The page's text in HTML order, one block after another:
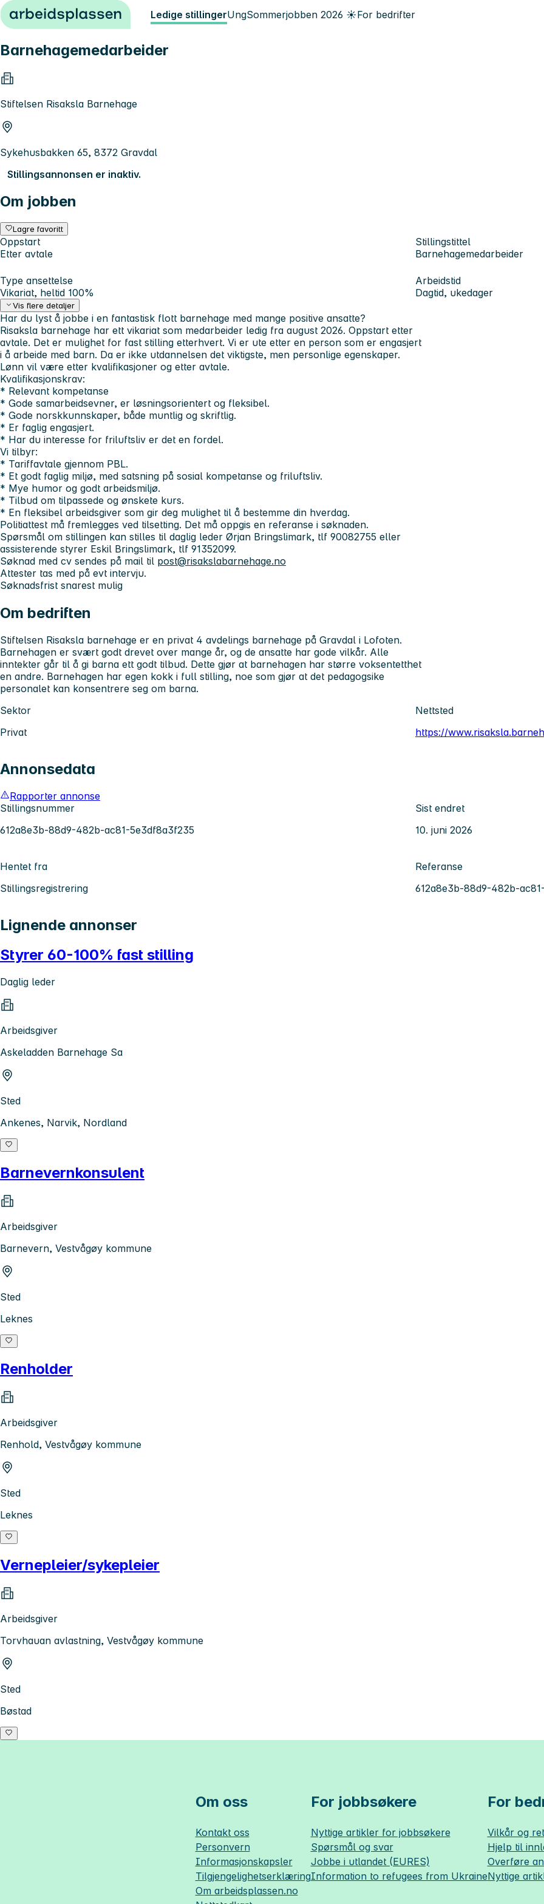
Hopp til innhold Ledige stillingerUngSommerjobben 2026 ☀️For bedrifter
Barnehagemedarbeider
Stiftelsen Risaksla Barnehage
Sykehusbakken 65, 8372 Gravdal
Stillingsannonsen er inaktiv.
Om jobben
Lagre favoritt
Oppstart
Etter avtale
Stillingstittel
Barnehagemedarbeider
Type ansettelse
Vikariat, heltid 100%
Arbeidstid
Dagtid, ukedager
Vis flere detaljer
Har du lyst å jobbe i en fantastisk flott barnehage med mange positive ansatte?
Risaksla barnehage har ett vikariat som medarbeider ledig fra august 2026. Oppstart etter
avtale. Det er mulighet for fast stilling etterhvert. Vi er ute etter en person som er engasjert
i å arbeide med barn. Da er ikke utdannelsen det viktigste, men personlige egenskaper.
Lønn vil være etter kvalifikasjoner og etter avtale.
Kvalifikasjonskrav:
* Relevant kompetanse
* Gode samarbeidsevner, er løsningsorientert og fleksibel.
* Gode norskkunnskaper, både muntlig og skriftlig.
* Er faglig engasjert.
* Har du interesse for friluftsliv er det en fordel.
Vi tilbyr:
* Tariffavtale gjennom PBL.
* Et godt faglig miljø, med satsning på sosial kompetanse og friluftsliv.
* Mye humor og godt arbeidsmiljø.
* Tilbud om tilpassede og ønskete kurs.
* En fleksibel arbeidsgiver som gir deg mulighet til å bestemme din hverdag.
Politiattest må fremlegges ved tilsetting. Det må oppgis en referanse i søknaden.
Spørsmål om stillingen kan stilles til daglig leder Ørjan Bringslimark, tlf 90082755 eller
assisterende styrer Eskil Bringslimark, tlf 91352099.
Søknad med cv sendes på mail til post@risakslabarnehage.no
Attester tas med på evt intervju.
Søknadsfrist snarest mulig
Om bedriften
Stiftelsen Risaksla barnehage er en privat 4 avdelings barnehage på Gravdal i Lofoten.
Barnehagen er svært godt drevet over mange år, og de ansatte har gode vilkår. Alle
inntekter går til å gi barna ett godt tilbud. Dette gjør at barnehagen har større voksentetthet
en andre. Barnehagen har egen kokk i full stilling, noe som gjør at det pedagogsike
personalet kan konsentrere seg om barna.
Sektor
Privat
Nettsted
https://
Annonsedata
Rapporter annonse
Stillingsnummer
612a8e3b-88d9-482b-ac81-5e3df8a3f235
Sist endret
10. juni 2026
Hentet fra
Stillingsregistrering
Referanse
612a8e3b-88d9-482b-
Lignende annonser
Styrer 60-100% fast stilling
Daglig leder
Arbeidsgiver
Askeladden Barnehage Sa
Sted
Ankenes, Narvik, Nordland
Barnevernkonsulent
Arbeidsgiver
Barnevern, Vestvågøy kommune
Sted
Leknes
Renholder
Arbeidsgiver
Renhold, Vestvågøy kommune
Sted
Leknes
Vernepleier/sykepleier
Arbeidsgiver
Torvhauan avlastning, Vestvågøy kommune
Sted
Bøstad
Om oss
Kontakt oss
Personvern
Informasjonskapsler
Tilgjengelighetserklæring
Om arbeidsplassen.no
For jobbsøkere
Nyttige artikler for jobbsøkere
Spørsmål og svar
Jobbe i utlandet (EURES)
Information to refugees from Ukraine
For
Vilkår og
Hjelp til
Overføre
Nyttige